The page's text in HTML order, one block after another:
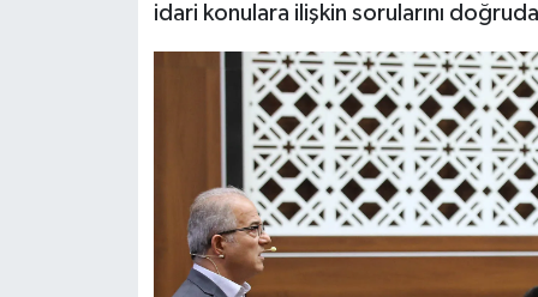
idari konulara ilişkin sorularını